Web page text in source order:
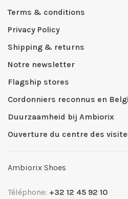
Terms & conditions
Privacy Policy
Shipping & returns
Notre newsletter
Flagship stores
Cordonniers reconnus en
Duurzaamheid bij Ambiorix
Ouverture du centre des
Ambiorix Shoes
Téléphone: +32 12 45 92 10